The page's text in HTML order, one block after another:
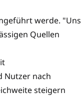
werde. "Uns
Quellen
Nutzer nach
steigern